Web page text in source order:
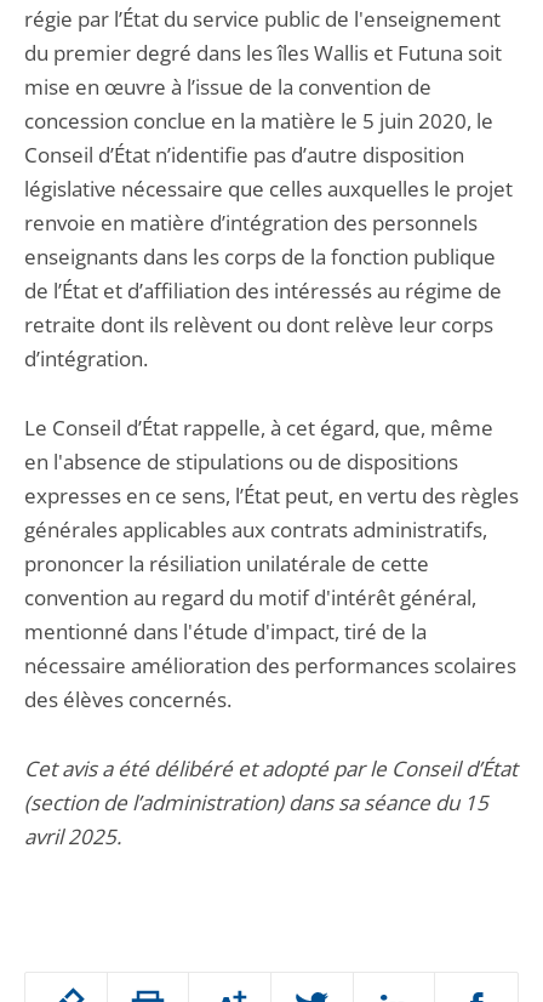
Passer
régie par l’État du service public de l'enseignement
du premier degré dans les îles Wallis et Futuna soit
mise en œuvre à l’issue de la convention de
concession conclue en la matière le 5 juin 2020, le
Conseil d’État n’identifie pas d’autre disposition
législative nécessaire que celles auxquelles le projet
renvoie en matière d’intégration des personnels
enseignants dans les corps de la fonction publique
de l’État et d’affiliation des intéressés au régime de
retraite dont ils relèvent ou dont relève leur corps
d’intégration.
Le Conseil d’État rappelle, à cet égard, que, même
en l'absence de stipulations ou de dispositions
expresses en ce sens, l’État peut, en vertu des règles
générales applicables aux contrats administratifs,
prononcer la résiliation unilatérale de cette
convention au regard du motif d'intérêt général,
mentionné dans l'étude d'impact, tiré de la
nécessaire amélioration des performances scolaires
des élèves concernés.
Cet avis a été délibéré et adopté par le Conseil d’État
(section de l’administration) dans sa séance du 15
avril 2025.